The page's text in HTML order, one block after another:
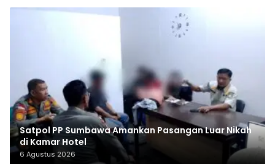
Satpol PP Sumbawa Amankan Pasangan Luar Nikah
di Kamar Hotel
6 Agustus 2026